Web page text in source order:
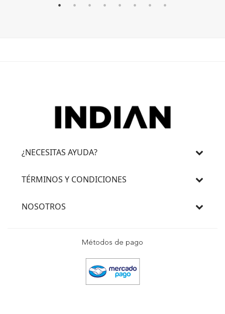
¿NECESITAS AYUDA?
TÉRMINOS Y CONDICIONES
NOSOTROS
Métodos de pago